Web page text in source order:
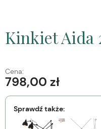
Kinkiet Aida
Cena:
798,00 zł
Sprawdź także: